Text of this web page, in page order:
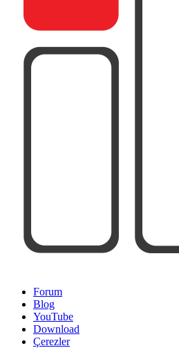
Forum
Blog
YouTube
Download
Çerezler